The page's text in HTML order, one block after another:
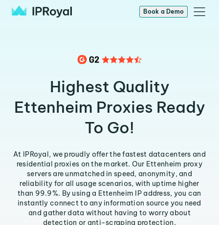
Book a Demo
Highest Quality
Ettenheim Proxies Ready
To Go!
At IPRoyal, we proudly offer the fastest datacenters and
residential proxies on the market. Our Ettenheim proxy
servers are unmatched in speed, anonymity, and
reliability for all usage scenarios, with uptime higher
than 99.9%. By using a Ettenheim IP address, you can
instantly connect to any information source you need
and gather data without having to worry about
detection or anti-scraping protection.